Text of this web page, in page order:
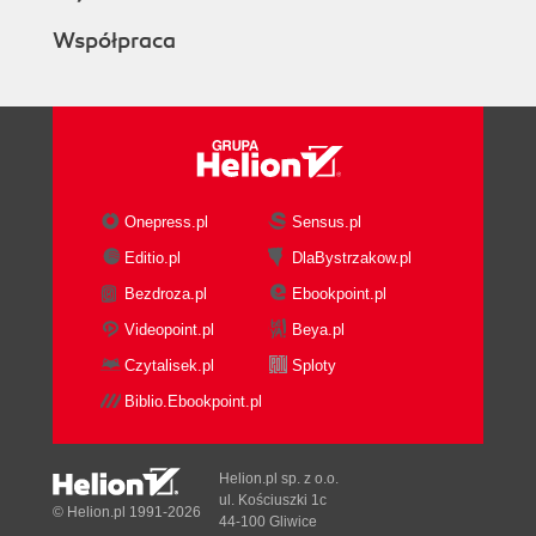
Trasa 28. Bolesławów - Postawna - Nowy
GÓRY OPAWSKIE
Trasa 29. Pokrzywna - Krzyżówka - Jarnołtówek
Trasa 30. Jarnołtówek - Biskupia Kopa - Zlaté
Informacje praktyczne
Najważniejsze miejscowości
Indeks
Współpraca
Onepress.pl
Sensus.pl
Editio.pl
DlaBystrzakow.pl
Bezdroza.pl
Ebookpoint.pl
Videopoint.pl
Beya.pl
Czytalisek.pl
Sploty
Biblio.Ebookpoint.pl
© Helion.pl 1991-2026
Helion.pl sp. z o.o.
ul. Kościuszki 1c
44-100 Gliwice